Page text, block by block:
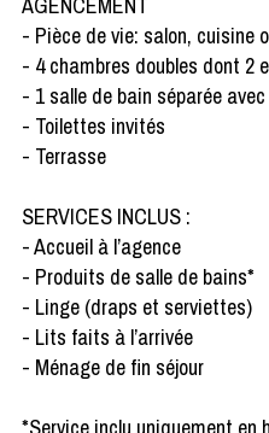
- Pièce de vie: salon, cuisine
- 4 chambres doubles dont 2
- 1 salle de bain séparée
- Toilettes invités
- Terrasse
SERVICES INCLUS :
- Accueil à l’agence
- Produits de salle de bains*
- Linge (draps et serviettes)
- Lits faits à l’arrivée
- Ménage de fin séjour